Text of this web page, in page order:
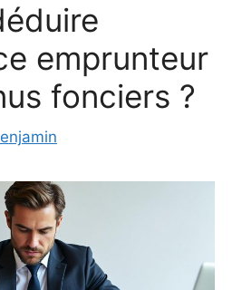
emprunteur
fonciers ?